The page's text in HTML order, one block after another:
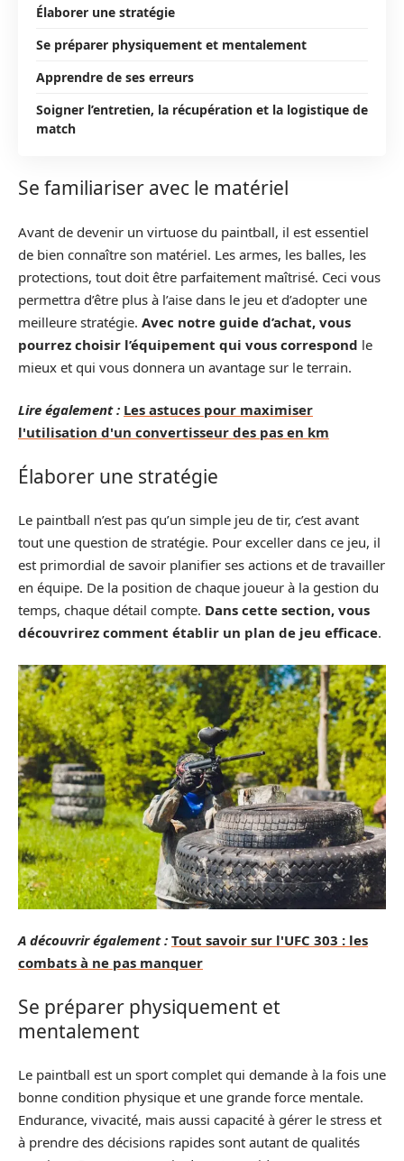
Élaborer une stratégie
Se préparer physiquement et mentalement
Apprendre de ses erreurs
Soigner l’entretien, la récupération et la logistique de
match
Se familiariser avec le matériel
Avant de devenir un virtuose du paintball, il est essentiel
de bien connaître son matériel. Les armes, les balles, les
protections, tout doit être parfaitement maîtrisé. Ceci vous
permettra d’être plus à l’aise dans le jeu et d’adopter une
meilleure stratégie. Avec notre guide d’achat, vous
pourrez choisir l’équipement qui vous correspond le
mieux et qui vous donnera un avantage sur le terrain.
Lire également : Les astuces pour maximiser
l'utilisation d'un convertisseur des pas en km
Élaborer une stratégie
Le paintball n’est pas qu’un simple jeu de tir, c’est avant
tout une question de stratégie. Pour exceller dans ce jeu, il
est primordial de savoir planifier ses actions et de travailler
en équipe. De la position de chaque joueur à la gestion du
temps, chaque détail compte. Dans cette section, vous
découvrirez comment établir un plan de jeu efficace.
A découvrir également : Tout savoir sur l'UFC 303 : les
combats à ne pas manquer
Se préparer physiquement et
mentalement
Le paintball est un sport complet qui demande à la fois une
bonne condition physique et une grande force mentale.
Endurance, vivacité, mais aussi capacité à gérer le stress et
à prendre des décisions rapides sont autant de qualités